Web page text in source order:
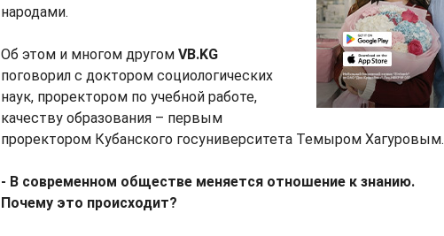
народами.
Об этом и многом другом VB.KG
поговорил с доктором социологических
наук, проректором по учебной работе,
качеству образования – первым
проректором Кубанского госуниверситета Темыром Хагуровым.
- В современном обществе меняется отношение к знанию.
Почему это происходит?